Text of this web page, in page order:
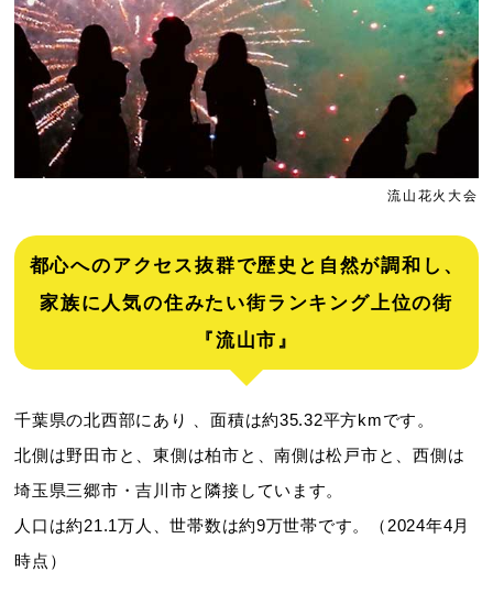
流山花火大会
都心へのアクセス抜群で歴史と自然が調和し、
家族に人気の住みたい街ランキング上位の街
『流山市』
千葉県の北西部にあり 、面積は約35.32平方kmです。
北側は野田市と、東側は柏市と、南側は松戸市と、西側は
埼玉県三郷市・吉川市と隣接しています。
人口は約21.1万人、世帯数は約9万世帯です。（2024年4月
時点）